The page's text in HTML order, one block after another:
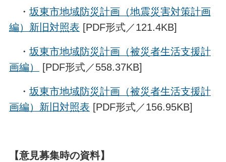
・ 坂東市地域防災計画（地震災害対策計画
編）新旧対照表 [PDF形式／121.4KB]
・ 坂東市地域防災計画（被災者生活支援計
画編）
[PDF形式／558.37KB]
・ 坂東市地域防災計画（被災者生活支援計
画編）新旧対照表 [PDF形式／156.95KB]
【意見募集時の資料】